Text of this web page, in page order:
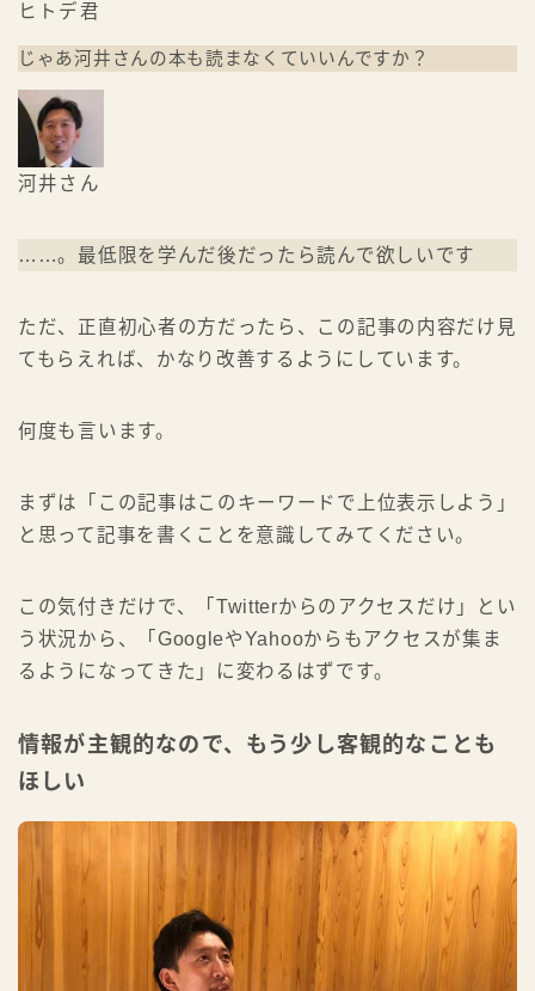
ヒトデ君
じゃあ河井さんの本も読まなくていいんですか？
河井さん
……。最低限を学んだ後だったら読んで欲しいです
ただ、正直初心者の方だったら、この記事の内容だけ見
てもらえれば、かなり改善するようにしています。
何度も言います。
まずは「この記事はこのキーワードで上位表示しよう」
と思って記事を書くことを意識してみてください。
この気付きだけで、「Twitterからのアクセスだけ」とい
う状況から、「GoogleやYahooからもアクセスが集ま
るようになってきた」に変わるはずです。
情報が主観的なので、もう少し客観的なことも
ほしい